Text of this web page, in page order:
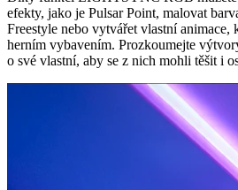
efekty, jako je Pulsar Point, malovat
Freestyle nebo vytvářet vlastní animace,
herním vybavením. Prozkoumejte
o své vlastní, aby se z nich mohli těšit i